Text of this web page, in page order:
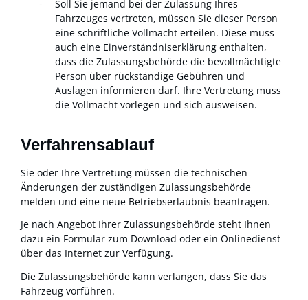
Soll Sie jemand bei der Zulassung Ihres
Fahrzeuges vertreten, müssen Sie dieser Person
eine schriftliche Vollmacht erteilen. Diese muss
auch eine Einverständniserklärung enthalten,
dass die Zulassungsbehörde die bevollmächtigte
Person über rückständige Gebühren und
Auslagen informieren darf. Ihre Vertretung muss
die Vollmacht vorlegen und sich ausweisen.
Verfahrensablauf
Sie oder Ihre Vertretung müssen die technischen
Änderungen der zuständigen Zulassungsbehörde
melden und eine neue Betriebserlaubnis beantragen.
Je nach Angebot Ihrer Zulassungsbehörde steht Ihnen
dazu ein Formular zum Download oder ein Onlinedienst
über das Internet zur Verfügung.
Die Zulassungsbehörde kann verlangen, dass Sie das
Fahrzeug vorführen.